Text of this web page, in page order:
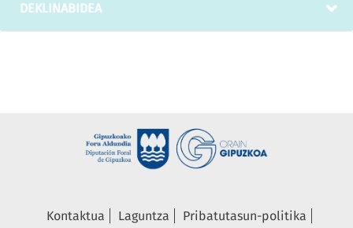
DEKLINABIDEA
Kontaktua Laguntza
Pribatutasun-politika